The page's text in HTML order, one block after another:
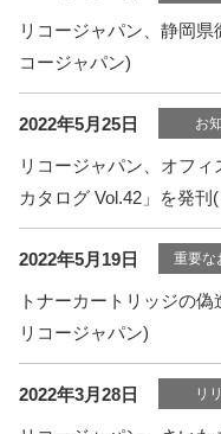
リコージャパン、静岡
コージャパン)
2022年5月25日 お
リコージャパン、オフ
カタログ Vol.42」を発刊
2022年5月19日 重要な
トナーカートリッジの偽
リコージャパン)
2022年3月28日 リ